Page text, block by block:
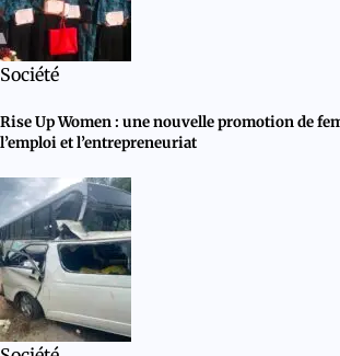
Société
Rise Up Women : une nouvelle promotion de
l’emploi et l’entrepreneuriat